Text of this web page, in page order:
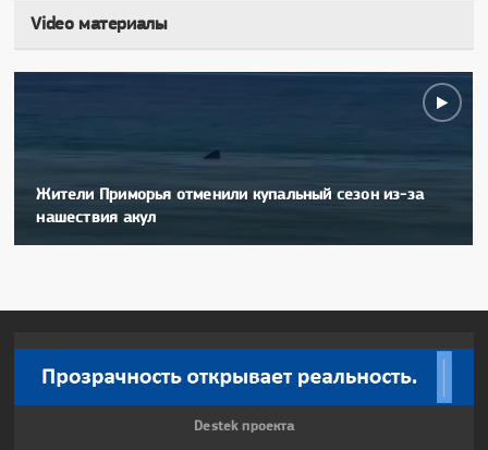
Video материалы
Жители Приморья отменили купальный сезон из-за
нашествия акул
Destek проекта